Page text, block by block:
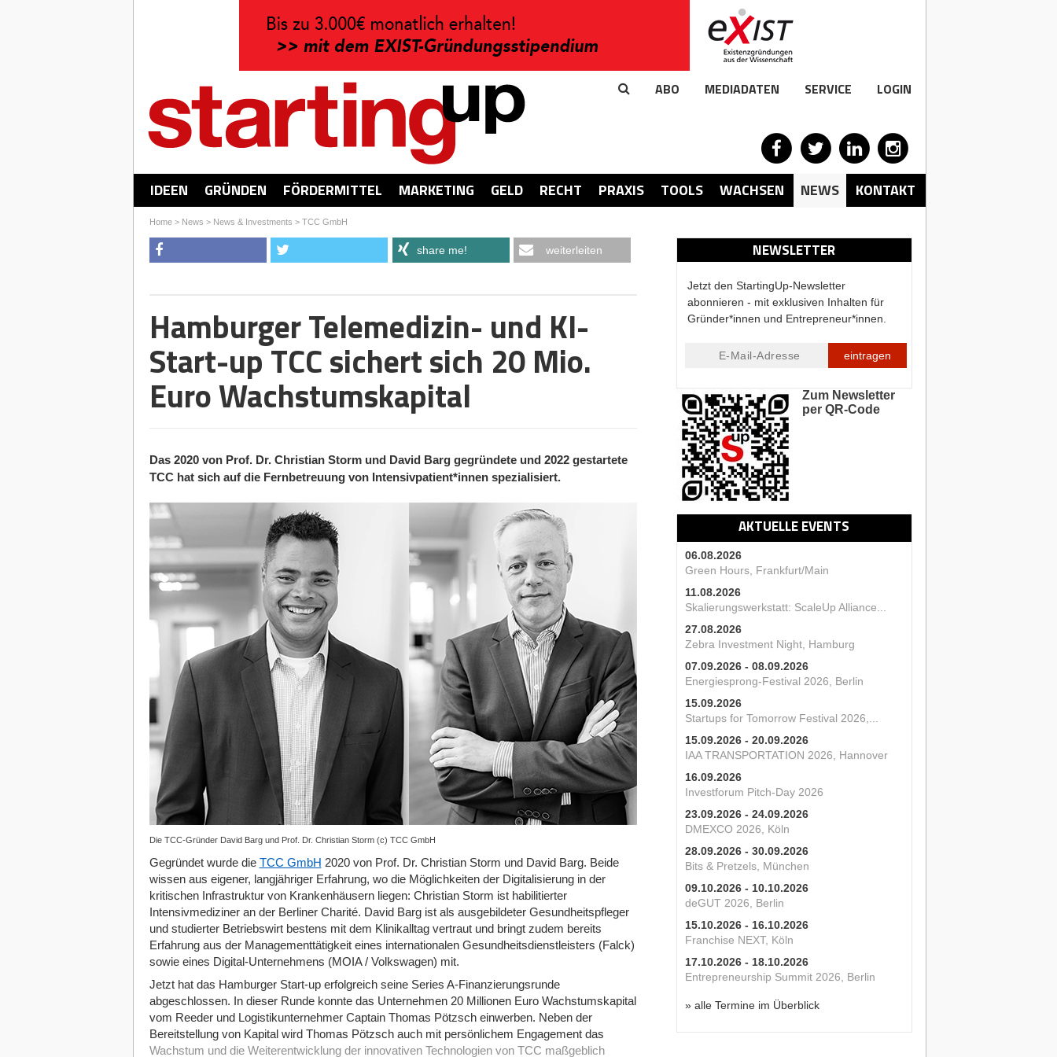
ABO MEDIADATEN SERVICE LOGIN
IDEEN GRÜNDEN FÖRDERMITTEL MARKETING GELD RECHT PRAXIS TOOLS WACHSEN NEWS KONTAKT
Home> News > News & Investments > TCC GmbH
NEWSLETTER
Jetzt den StartingUp-Newsletter
abonnieren - mit exklusiven Inhalten für
Gründer*innen und Entrepreneur*innen.
eintragen
Zum Newsletter
per QR-Code
AKTUELLE EVENTS
06.08.2026
Green Hours, Frankfurt/Main
11.08.2026
Skalierungswerkstatt: ScaleUp Alliance...
27.08.2026
Zebra Investment Night, Hamburg
07.09.2026 - 08.09.2026
Energiesprong-Festival 2026, Berlin
15.09.2026
Startups for Tomorrow Festival 2026,...
15.09.2026 - 20.09.2026
IAA TRANSPORTATION 2026, Hannover
16.09.2026
Investforum Pitch-Day 2026
23.09.2026 - 24.09.2026
DMEXCO 2026, Köln
28.09.2026 - 30.09.2026
Bits & Pretzels, München
09.10.2026 - 10.10.2026
deGUT 2026, Berlin
15.10.2026 - 16.10.2026
Franchise NEXT, Köln
17.10.2026 - 18.10.2026
Entrepreneurship Summit 2026, Berlin
» alle Termine im Überblick
share me! weiterleiten
Hamburger Telemedizin- und KI-
Start-up TCC sichert sich 20 Mio.
Euro Wachstumskapital
Das 2020 von Prof. Dr. Christian Storm und David Barg gegründete und 2022 gestartete
TCC hat sich auf die Fernbetreuung von Intensivpatient*innen spezialisiert.
Die TCC-Gründer David Barg und Prof. Dr. Christian Storm (c) TCC GmbH
Gegründet wurde die TCC GmbH 2020 von Prof. Dr. Christian Storm und David Barg. Beide
wissen aus eigener, langjähriger Erfahrung, wo die Möglichkeiten der Digitalisierung in der
kritischen Infrastruktur von Krankenhäusern liegen: Christian Storm ist habilitierter
Intensivmediziner an der Berliner Charité. David Barg ist als ausgebildeter Gesundheitspfleger
und studierter Betriebswirt bestens mit dem Klinikalltag vertraut und bringt zudem bereits
Erfahrung aus der Managementtätigkeit eines internationalen Gesundheitsdienstleisters (Falck)
sowie eines Digital-Unternehmens (MOIA / Volkswagen) mit.
Jetzt hat das Hamburger Start-up erfolgreich seine Series A-Finanzierungsrunde
abgeschlossen. In dieser Runde konnte das Unternehmen 20 Millionen Euro Wachstumskapital
vom Reeder und Logistikunternehmer Captain Thomas Pötzsch einwerben. Neben der
Bereitstellung von Kapital wird Thomas Pötzsch auch mit persönlichem Engagement das
Wachstum und die Weiterentwicklung der innovativen Technologien von TCC maßgeblich